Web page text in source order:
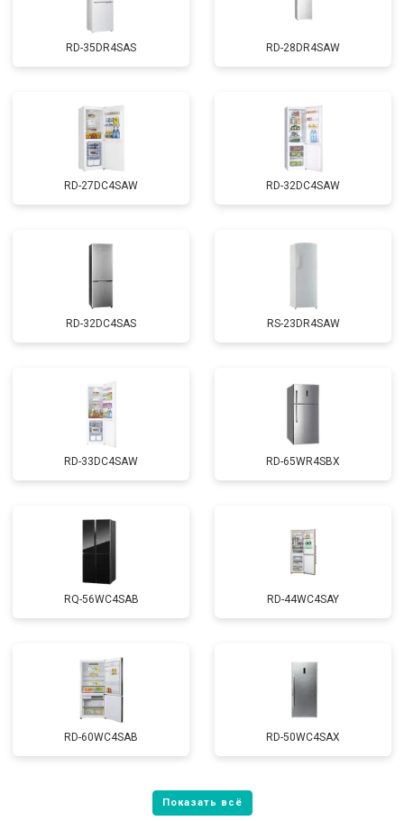
RD-35DR4SAS RD-28DR4SAW
RD-27DC4SAW RD-32DC4SAW
RD-32DC4SAS RS-23DR4SAW
RD-33DC4SAW RD-65WR4SBX
RQ-56WC4SAB RD-44WC4SAY
RD-60WC4SAB RD-50WC4SAX